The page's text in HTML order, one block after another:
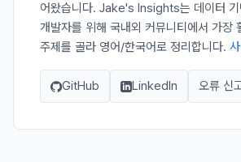
어왔습니다. Jake's Insights는 데이터 기
개발자를 위해 국내외 커뮤니티에서 가장
주제를 골라 영어/한국어로 정리합니다.
GitHub LinkedIn 오류 신